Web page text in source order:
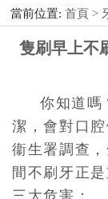
當前位置: 首頁 >
隻刷早上不
你知道嗎
潔，會對口
衞生署調查
間不刷牙正